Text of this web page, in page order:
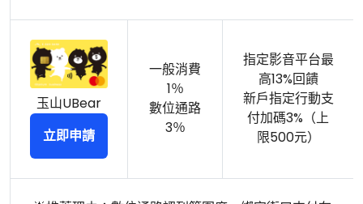
玉山UBear
立即申請
一般消費
1％
數位通路
3％
指定影音平台最
高13%回饋
新戶指定行動支
付加碼3%（上
限500元）